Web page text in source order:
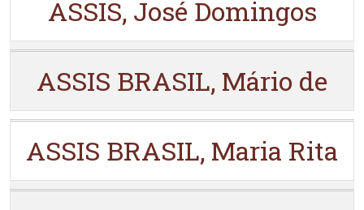
ASSIS, José Domingos
ASSIS BRASIL, Mário de
ASSIS BRASIL, Maria Rita